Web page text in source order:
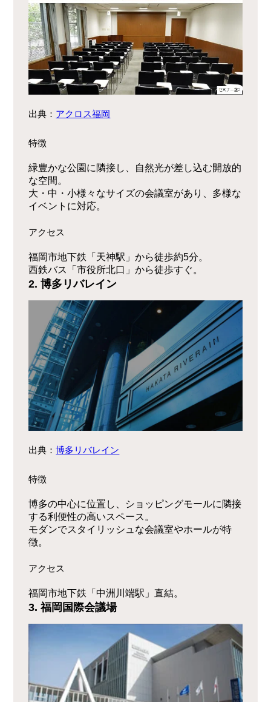
出典： アクロス福岡
特徴
緑豊かな公園に隣接し、自然光が差し込む開放的
な空間。
大・中・小様々なサイズの会議室があり、多様な
イベントに対応。
アクセス
福岡市地下鉄「天神駅」から徒歩約5分。
西鉄バス「市役所北口」から徒歩すぐ。
2. 博多リバレイン
出典：博多リバレイン
特徴
博多の中心に位置し、ショッピングモールに隣接
する利便性の高いスペース。
モダンでスタイリッシュな会議室やホールが特
徴。
アクセス
福岡市地下鉄「中洲川端駅」直結。
3. 福岡国際会議場